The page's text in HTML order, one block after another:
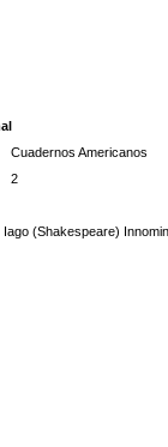
Cuadernos Americanos
2
(Shakespeare)